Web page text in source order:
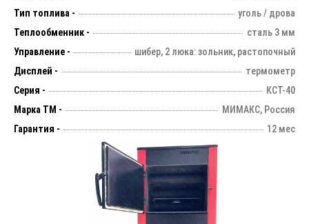
Тип топлива -
уголь / дрова
Теплообменник -
сталь 3 мм
Управление -
шибер, 2 люка: зольник, растопочный
Дисплей -
термометр
Серия -
КСТ-40
Марка ТМ -
МИМАКС, Россия
Гарантия -
12 мес